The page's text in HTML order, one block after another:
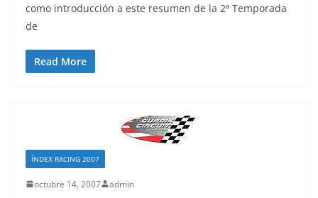
como introducción a este resumen de la 2ª Temporada
de
Read More
ÍNDEX RACING 2007
octubre 14, 2007 admin